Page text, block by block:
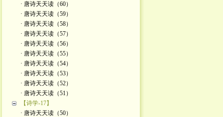
· 唐诗天天读（60）
· 唐诗天天读（59）
· 唐诗天天读（58）
· 唐诗天天读（57）
· 唐诗天天读（56）
· 唐诗天天读（55）
· 唐诗天天读（54）
· 唐诗天天读（53）
· 唐诗天天读（52）
· 唐诗天天读（51）
【诗学-17】
· 唐诗天天读（50）